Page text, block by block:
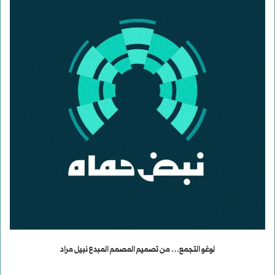
لوغو التجمع… من تصميم المصمم المبدع نبيل مراد